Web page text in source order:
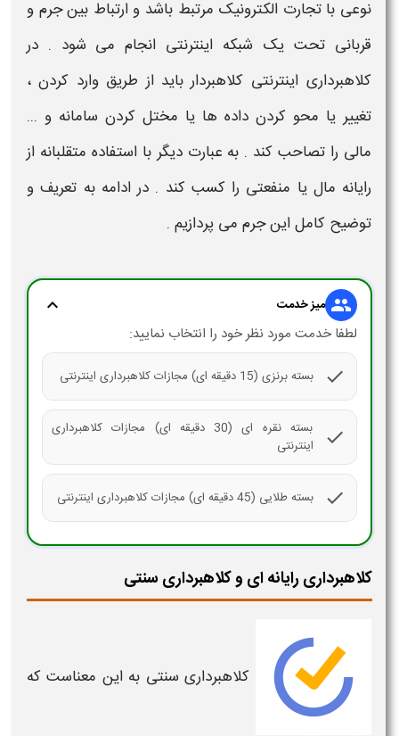
نوعی با تجارت الکترونیک مرتبط باشد و ارتباط بین جرم و
قربانی تحت یک شبکه اینترنتی انجام می شود . در
کلاهبرداری اینترنتی کلاهبردار باید از طریق وارد کردن ،
تغییر یا محو کردن داده ها یا مختل کردن سامانه و ...
مالی را تصاحب کند . به عبارت دیگر با استفاده متقلبانه از
رایانه مال یا منفعتی را کسب کند . در ادامه به تعریف و
توضیح کامل این جرم می پردازیم .
group میز خدمت expand_more
لطفا خدمت مورد نظر خود را انتخاب نمایید:
check بسته برنزی (15 دقیقه ای) مجازات کلاهبرداری اینترنتی
check
بسته نقره ای (30 دقیقه ای) مجازات کلاهبرداری
اینترنتی
check بسته طلایی (45 دقیقه ای) مجازات کلاهبرداری اینترنتی
کلاهبرداری رایانه ای و کلاهبرداری سنتی
کلاهبرداری سنتی به این معناست که